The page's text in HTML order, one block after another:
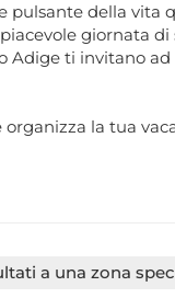
della
giornata
ti invitano
la tua
a una zona